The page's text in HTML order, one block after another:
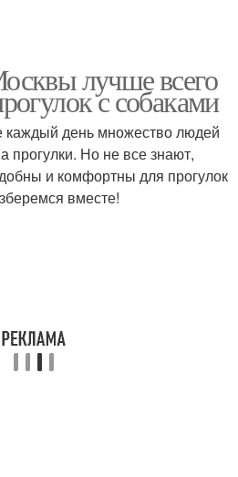
лучше всего
с собаками
каждый день множество людей
прогулки. Но не все знают,
и комфортны для прогулок
вместе!